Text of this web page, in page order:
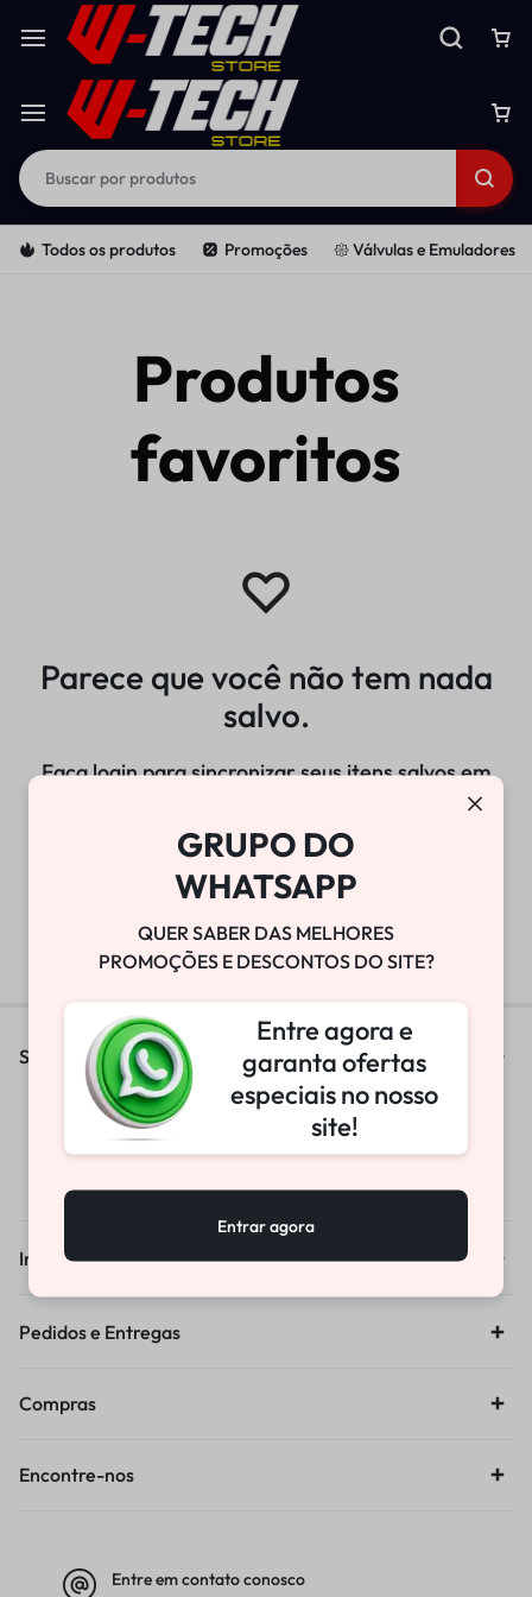
Todos os produtos Promoções 𑁍 Válvulas e Emuladores
Produtos
favoritos
Parece que você não tem nada
salvo.
Faça login para sincronizar seus itens salvos em
Entrar
Sobre
Sobre-nos
Blog & Noticias
Contato
Informações
Pedidos e Entregas
Compras
Encontre-nos
Entre em contato conosco
GRUPO DO
WHATSAPP
QUER SABER DAS MELHORES
PROMOÇÕES E DESCONTOS DO SITE?
Entre agora e
garanta ofertas
especiais no nosso
site!
Entrar agora